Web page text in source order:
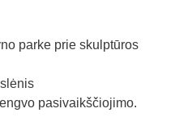
parke prie skulptūros
pasivaikščiojimo.